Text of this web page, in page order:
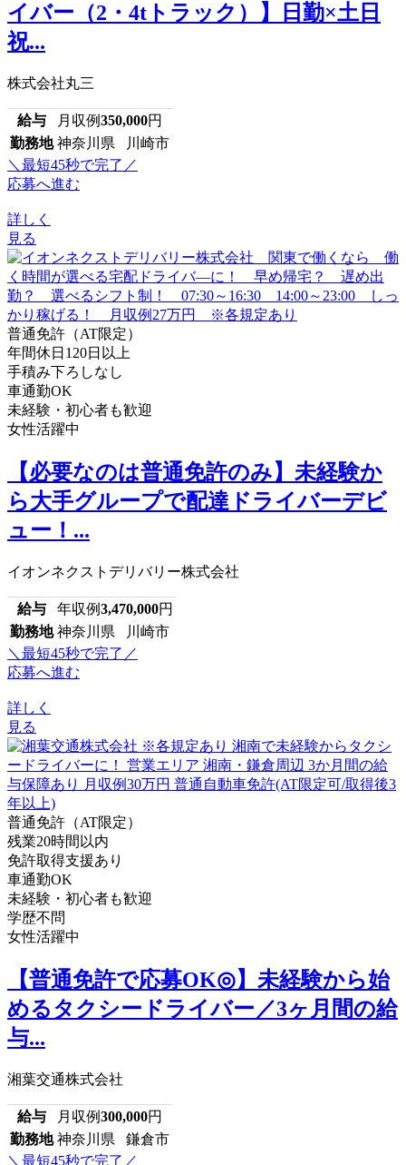
イバー（2・4tトラック）】日勤×土日
祝...
株式会社丸三
給与 月収例350,000円
勤務地 神奈川県 川崎市
＼最短45秒で完了／
応募へ進む
詳しく
見る
普通免許（AT限定）
年間休日120日以上
手積み下ろしなし
車通勤OK
未経験・初心者も歓迎
女性活躍中
【必要なのは普通免許のみ】未経験か
ら大手グループで配達ドライバーデビ
ュー！...
イオンネクストデリバリー株式会社
給与 年収例3,470,000円
勤務地 神奈川県 川崎市
＼最短45秒で完了／
応募へ進む
詳しく
見る
普通免許（AT限定）
残業20時間以内
免許取得支援あり
車通勤OK
未経験・初心者も歓迎
学歴不問
女性活躍中
【普通免許で応募OK◎】未経験から始
めるタクシードライバー／3ヶ月間の給
与...
湘葉交通株式会社
給与 月収例300,000円
勤務地 神奈川県 鎌倉市
＼最短45秒で完了／